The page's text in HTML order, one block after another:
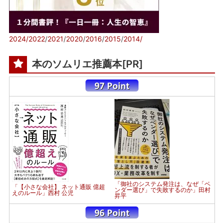
2024/2022/2021/2020/2016/2015/2014/
本のソムリエ推薦本[PR]
「【小さな会社】 ネット通販 億超
えのルール」西村 公児
「御社のシステム発注は、なぜ「ベ
ンダー選び」で失敗するのか」田村
昇平